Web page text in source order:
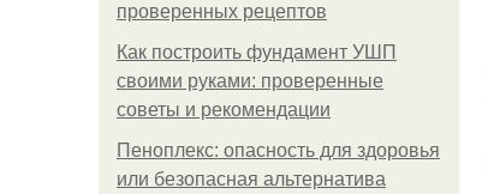
проверенных рецептов
Как построить фундамент УШП
своими руками: проверенные
советы и рекомендации
Пеноплекс: опасность для здоровья
или безопасная альтернатива